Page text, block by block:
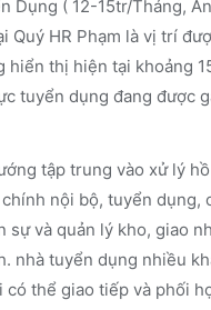
Dụng ( 12-15tr/Tháng,
Quý HR Phạm là vị trí
hiển thị hiện tại khoảng
tuyển dụng đang được
tập trung vào xử lý
nội bộ, tuyển dụng,
sự và quản lý kho, giao
nhà tuyển dụng nhiều
có thể giao tiếp và phối